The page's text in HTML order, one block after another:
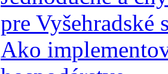
pre Vyšehradské
Ako